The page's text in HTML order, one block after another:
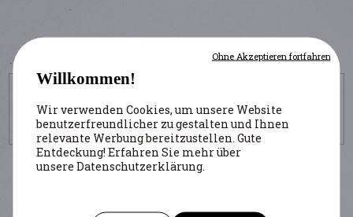
UM DIESE SEITE ZU ZITIEREN
https://www.belgiumwwii.be/de/belgien-im-krieg/artikel/assassinat-
du-bourgmestre-de-charleroi.html
Willkommen!
Wir verwenden Cookies, um unsere Website
benutzerfreundlicher zu gestalten und Ihnen
relevante Werbung bereitzustellen. Gute
Entdeckung! Erfahren Sie mehr über
unsere Datenschutzerklärung.
Ohne Akzeptieren fortfahren